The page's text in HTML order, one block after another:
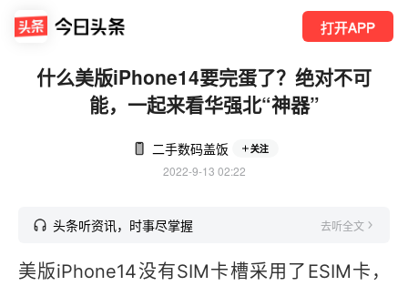
打开APP
什么美版iPhone14要完蛋了？绝对不可
能，一起来看华强北“神器”
二手数码盖饭 关注
2022-9-13 02:22
头条听资讯，时事尽掌握 去听全文
美版iPhone14没有SIM卡槽采用了ESIM卡，